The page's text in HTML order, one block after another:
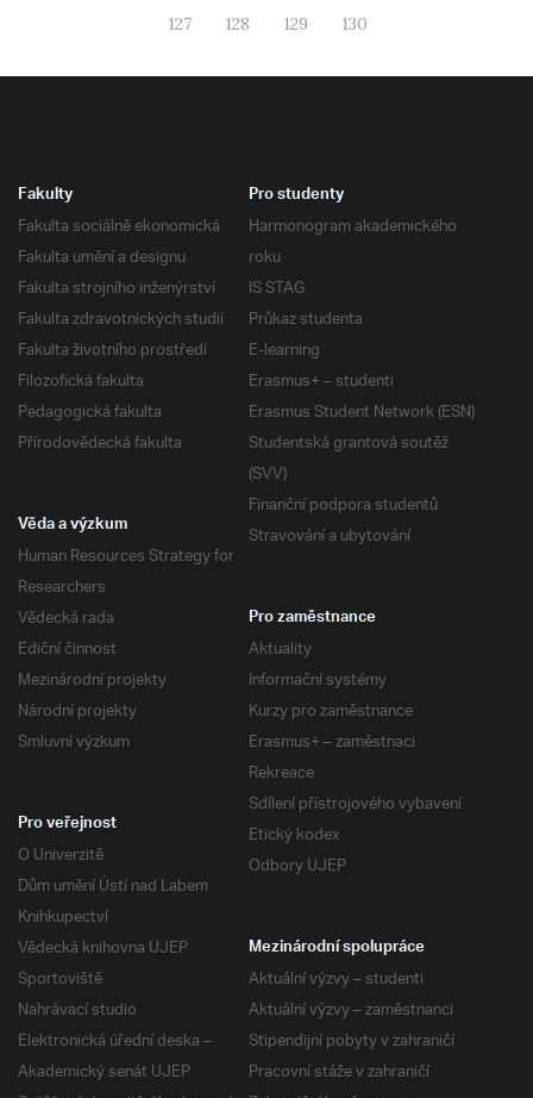
127
128 129 130
Fakulty
Fakulta sociálně ekonomická
Fakulta umění a designu
Fakulta strojního inženýrství
Fakulta zdravotnických studií
Fakulta životního prostředí
Filozofická fakulta
Pedagogická fakulta
Přírodovědecká fakulta
Pro studenty
Harmonogram akademického
roku
IS STAG
Průkaz studenta
E-learning
Erasmus+ – studenti
Erasmus Student Network (ESN)
Studentská grantová soutěž
(SVV)
Finanční podpora studentů
Stravování a ubytování
Věda a výzkum
Human Resources Strategy for
Researchers
Vědecká rada
Ediční činnost
Mezinárodní projekty
Národní projekty
Smluvní výzkum
Pro zaměstnance
Aktuality
Informační systémy
Kurzy pro zaměstnance
Erasmus+ – zaměstnaci
Rekreace
Sdílení přístrojového vybavení
Etický kodex
Odbory UJEP
Pro veřejnost
O Univerzitě
Dům umění Ústí nad Labem
Knihkupectví
Vědecká knihovna UJEP
Sportoviště
Nahrávací studio
Elektronická úřední deska –
Akademický senát UJEP
Mezinárodní spolupráce
Aktuální výzvy – studenti
Aktuální výzvy – zaměstnanci
Stipendijní pobyty v zahraničí
Pracovní stáže v zahraničí